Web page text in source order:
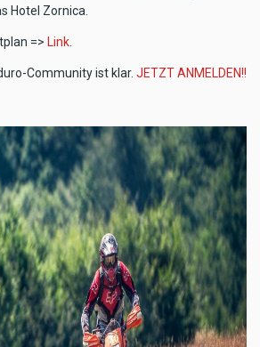
Hotel Zornica.
=> Link
Community ist klar. JETZT ANMELDEN!!